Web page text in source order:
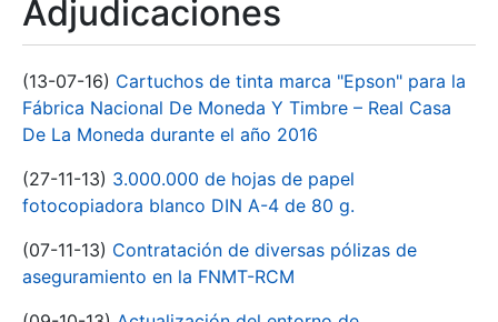
Adjudicaciones
(13-07-16) Cartuchos de tinta marca "Epson" para la
Fábrica Nacional De Moneda Y Timbre – Real Casa
De La Moneda durante el año 2016
(27-11-13) 3.000.000 de hojas de papel
fotocopiadora blanco DIN A-4 de 80 g.
(07-11-13) Contratación de diversas pólizas de
aseguramiento en la FNMT-RCM